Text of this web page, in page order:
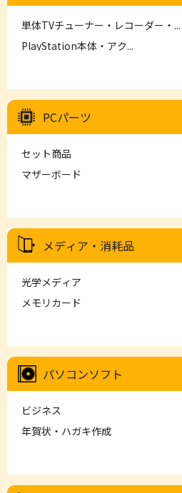
単体TVチューナー・レコーダー・...
PlayStation本体・アク...
PCパーツ
セット商品
マザーボード
メディア・消耗品
光学メディア
メモリカード
パソコンソフト
ビジネス
年賀状・ハガキ作成